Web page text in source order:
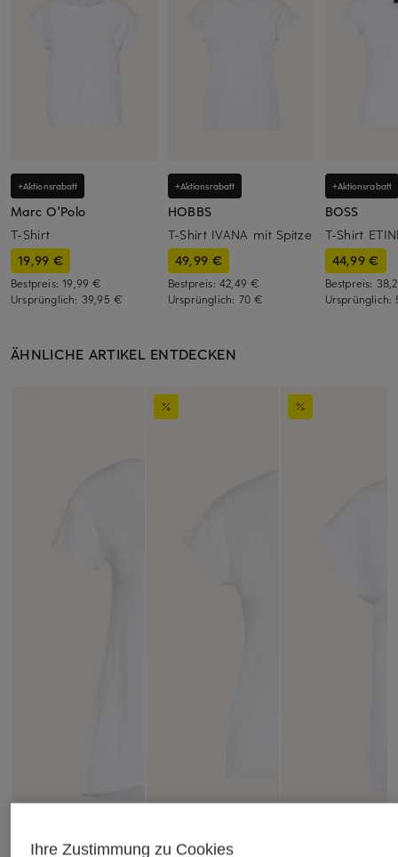
+Aktionsrabatt
Marc O'Polo
T-Shirt
19,99 €
Bestpreis:19,99 €
Ursprünglich: 39,95 €
+Aktionsrabatt
HOBBS
T-Shirt IVANA mit Spitze
49,99 €
Bestpreis: 42,49 €
Ursprünglich: 70 €
+Aktionsrabatt
BOSS
T-Shirt
44,99 €
Bestpreis:
Ursprünglich:
ÄHNLICHE ARTIKEL ENTDECKEN
Ihre Zustimmung zu Cookies